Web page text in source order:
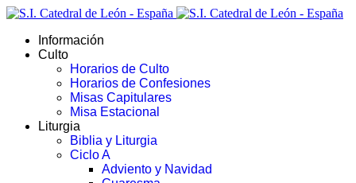
Información
Culto
Horarios de Culto
Horarios de Confesiones
Misas Capitulares
Misa Estacional
Liturgia
Biblia y Liturgia
Ciclo A
Adviento y Navidad